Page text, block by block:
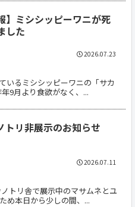
】ミシシッピーワニが死
した
いるミシシッピーワニの「サカ
9月より食欲がなく、...
2026.07.23
トリ非展示のお知らせ
トリ舎で展示中のマサムネとユ
め本日から少しの間、...
2026.07.11